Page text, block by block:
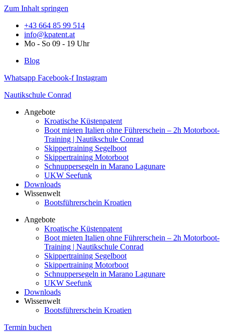
Zum Inhalt springen
+43 664 85 99 514
info@kpatent.at
Mo - So 09 - 19 Uhr
Blog
Whatsapp Facebook-f Instagram
Nautikschule Conrad
Angebote
Kroatische Küstenpatent
Boot mieten Italien ohne Führerschein – 2h Motorboot-
Training | Nautikschule Conrad
Skippertraining Segelboot
Skippertraining Motorboot
Schnuppersegeln in Marano Lagunare
UKW Seefunk
Downloads
Wissenwelt
Bootsführerschein Kroatien
Angebote
Kroatische Küstenpatent
Boot mieten Italien ohne Führerschein – 2h Motorboot-
Training | Nautikschule Conrad
Skippertraining Segelboot
Skippertraining Motorboot
Schnuppersegeln in Marano Lagunare
UKW Seefunk
Downloads
Wissenwelt
Bootsführerschein Kroatien
Termin buchen